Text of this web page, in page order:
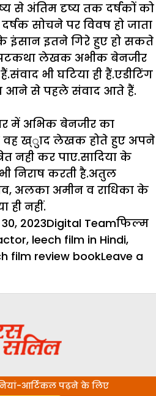
से अंतिम दृष्य तक दर्षकों को
सोचने पर विवष हो जाता
इंसान इतने गिरे हुए हो सकते
पटकथा लेखक अभीक बेनजीर
भी घटिया ही हैं.एडीटिंग
आने से पहले संवाद आते हैं.
में अभिक बेनजीर का
वह ख्ुाद लेखक होते हुए अपने
नही कर पाए.सादिया के
निराष करती है.अतुल
अलका अमीन व राधिका के
नहीं.
2023Author
Digital Teamफिल्म
, leech film in Hindi,
film review bookLeave a
आर्टिकल पढ़ने के लिए